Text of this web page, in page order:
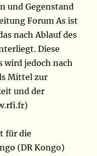
und Gegenstand
Forum As ist
nach Ablauf des
Diese
wird jedoch nach
Mittel zur
und der
für die
(DR Kongo)